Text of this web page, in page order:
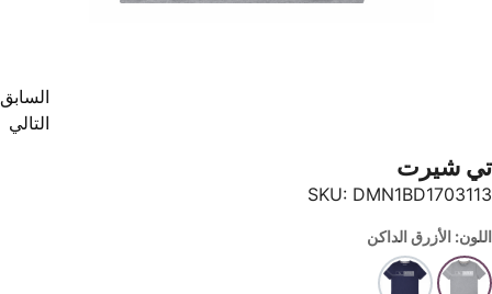
السابق
التالي
تي شيرت
SKU: DMN1BD1703113
اللون: الأزرق الداكن